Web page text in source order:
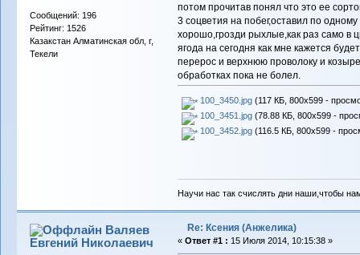
Сообщений: 196
Рейтинг: 1526
Казакстан Алматинская обл, г,
Текели
потом прочитав понял что это ее
3 соцветия на побег,оставил по
хорошо,грозди рыхлые,как раз само в
ягода на сегодня как мне кажется
перерос и верхнюю проволоку и
обработках пока не болел.
100_3450.jpg(117 КБ, 800x599 -
100_3451.jpg(78.88 КБ, 800x599 -
100_3452.jpg(116.5 КБ, 800x599 -
Научи нас так счислять дни наши,чтобы
Валяев
Евгений Николаевич
Re: Ксения (Анжелика)
« Ответ #1 : 15 Июля 2014, 10:15:38 »